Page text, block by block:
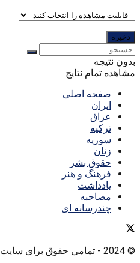
بدون نتیجه
مشاهده تمام نتایج
صفحه اصلی
ایران
عراق
ترکیه
سوریه
زنان
حقوق بشر
فرهنگ و هنر
یادداشت
مصاحبه
چندرسانه ای
© 2024 - تمامی حقوق برای سایت